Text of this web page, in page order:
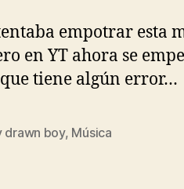
empotrar esta
en YT ahora se
tiene algún error…
drawn boy, Música